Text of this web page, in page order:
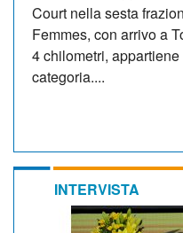
Court nella sesta
Femmes, con arrivo a
4 chilometri,
categoria....
INTERVISTA